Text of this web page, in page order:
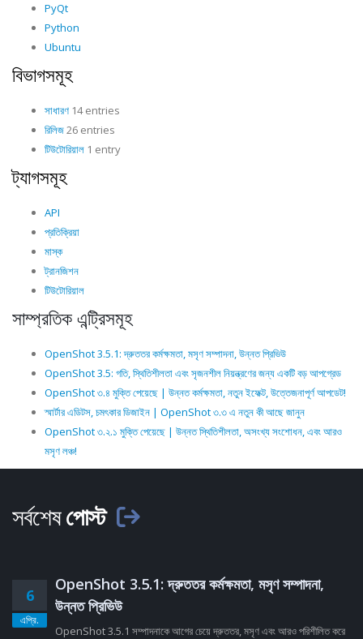
PyQt
Python
Ubuntu
বিভাগসমূহ
সাধারণ 14 entries
রিলিজ26 entries
টিউটোরিয়াল 1 entry
ট্যাগসমূহ
API
প্রতিক্রিয়া
মাস্ক
ট্রানজিশন
টিউটোরিয়াল
সাম্প্রতিক এন্ট্রিসমূহ
OpenShot 3.5.1: দ্রুততর কর্মক্ষমতা, মসৃণ সম্পাদনা, উন্নত প্রিভিউ
OpenShot 3.5: গতি, স্থিতিশীলতা এবং সৃজনশীল নিয়ন্ত্রণের জন্য একটি বড় আপগ্রেড
OpenShot ৩.৪ মুক্তি পেয়েছে | উন্নত কর্মক্ষমতা, নতুন ইফেক্ট, উত্তেজনাপূর্ণ আপডেট!
স্মার্টার এডিটস, চমৎকার ডিজাইন | OpenShot ৩.৩ এ নতুন কী আছে জানুন
OpenShot ৩.২.১ মুক্তি পেয়েছে | উন্নত স্থিতিশীলতা, অসংখ্য সংশোধন, এবং আরও
মসৃণ লঞ্চ!
সর্বশেষপোস্ট
6
এপ্রি.
OpenShot 3.5.1: দ্রুততর কর্মক্ষমতা, মসৃণ সম্পাদনা,
উন্নত প্রিভিউ
OpenShot 3.5.1 সম্পাদনাকে আগের চেয়ে দ্রুততর, মসৃণ এবং আরও পরিশীলিত করে